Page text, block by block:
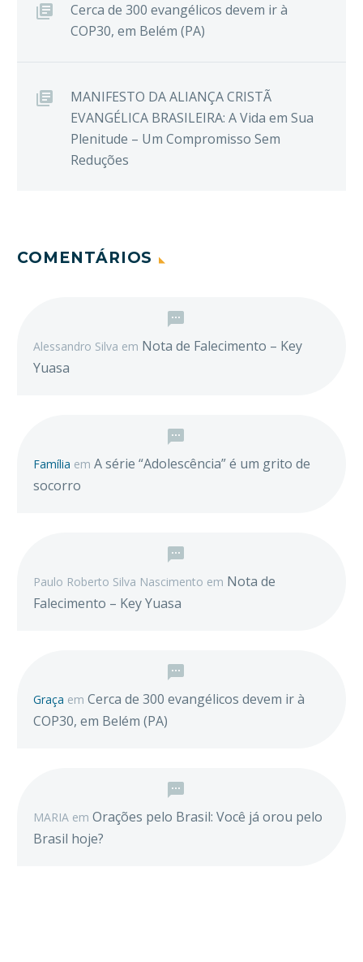
Cerca de 300 evangélicos devem ir à
COP30, em Belém (PA)
MANIFESTO DA ALIANÇA CRISTÃ
EVANGÉLICA BRASILEIRA: A Vida em Sua
Plenitude – Um Compromisso Sem
Reduções
COMENTÁRIOS
Alessandro Silva em Nota de Falecimento – Key
Yuasa
Família em A série “Adolescência” é um grito de
socorro
Paulo Roberto Silva Nascimento em Nota de
Falecimento – Key Yuasa
Graça em Cerca de 300 evangélicos devem ir à
COP30, em Belém (PA)
MARIA em Orações pelo Brasil: Você já orou pelo
Brasil hoje?